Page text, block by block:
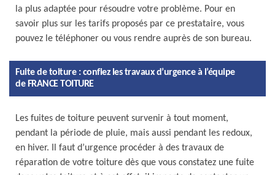
la plus adaptée pour résoudre votre problème. Pour en
savoir plus sur les tarifs proposés par ce prestataire, vous
pouvez le téléphoner ou vous rendre auprès de son bureau.
Fuite de toiture : confiez les travaux d’urgence à l’équipe
de FRANCE TOITURE
Les fuites de toiture peuvent survenir à tout moment,
pendant la période de pluie, mais aussi pendant les redoux,
en hiver. Il faut d’urgence procéder à des travaux de
réparation de votre toiture dès que vous constatez une fuite